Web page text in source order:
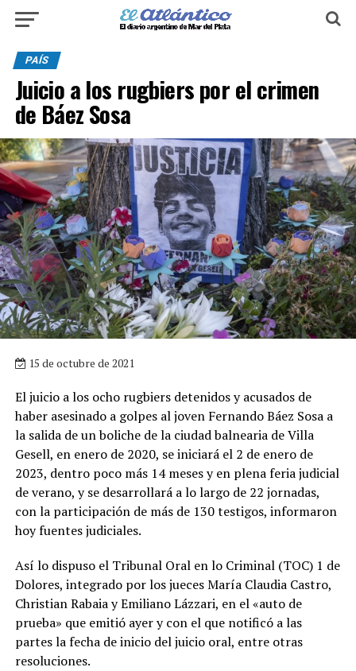
PAÍS
Juicio a los rugbiers por el crimen
de Báez Sosa
15 de octubre de 2021
El juicio a los ocho rugbiers detenidos y acusados de
haber asesinado a golpes al joven Fernando Báez Sosa a
la salida de un boliche de la ciudad balnearia de Villa
Gesell, en enero de 2020, se iniciará el 2 de enero de
2023, dentro poco más 14 meses y en plena feria judicial
de verano, y se desarrollará a lo largo de 22 jornadas,
con la participación de más de 130 testigos, informaron
hoy fuentes judiciales.
Así lo dispuso el Tribunal Oral en lo Criminal (TOC) 1 de
Dolores, integrado por los jueces María Claudia Castro,
Christian Rabaia y Emiliano Lázzari, en el «auto de
prueba» que emitió ayer y con el que notificó a las
partes la fecha de inicio del juicio oral, entre otras
resoluciones.